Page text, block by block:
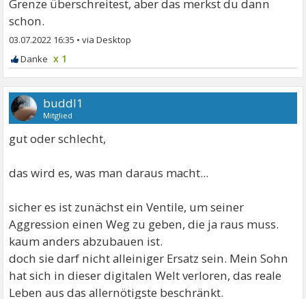
Grenze überschreitest, aber das merkst du dann
schon.
03.07.2022 16:35 •
x 1
buddl1
Mitglied
gut oder schlecht,
das wird es, was man daraus macht...
sicher es ist zunächst ein Ventile, um seiner
Aggression einen Weg zu geben, die ja raus muss.
kaum anders abzubauen ist.
doch sie darf nicht alleiniger Ersatz sein. Mein Sohn
hat sich in dieser digitalen Welt verloren, das reale
Leben aus das allernötigste beschränkt.